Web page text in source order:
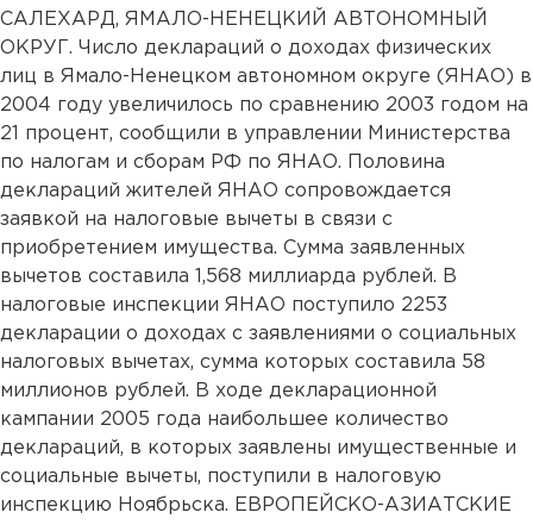
САЛЕХАРД, ЯМАЛО-НЕНЕЦКИЙ АВТОНОМНЫЙ
ОКРУГ. Число деклараций о доходах физических
лиц в Ямало-Ненецком автономном округе (ЯНАО) в
2004 году увеличилось по сравнению 2003 годом на
21 процент, сообщили в управлении Министерства
по налогам и сборам РФ по ЯНАО. Половина
деклараций жителей ЯНАО сопровождается
заявкой на налоговые вычеты в связи с
приобретением имущества. Сумма заявленных
вычетов составила 1,568 миллиарда рублей. В
налоговые инспекции ЯНАО поступило 2253
декларации о доходах с заявлениями о социальных
налоговых вычетах, сумма которых составила 58
миллионов рублей. В ходе декларационной
кампании 2005 года наибольшее количество
деклараций, в которых заявлены имущественные и
социальные вычеты, поступили в налоговую
инспекцию Ноябрьска. ЕВРОПЕЙСКО-АЗИАТСКИЕ